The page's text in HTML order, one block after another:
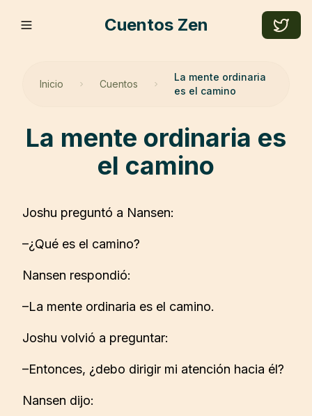
Cuentos Zen
Inicio Cuentos
La mente ordinaria
es el camino
la mente ordinaria es
el camino
Joshu preguntó a Nansen:
–¿Qué es el camino?
Nansen respondió:
–La mente ordinaria es el camino.
Joshu volvió a preguntar:
–Entonces, ¿debo dirigir mi atención hacia él?
Nansen dijo: